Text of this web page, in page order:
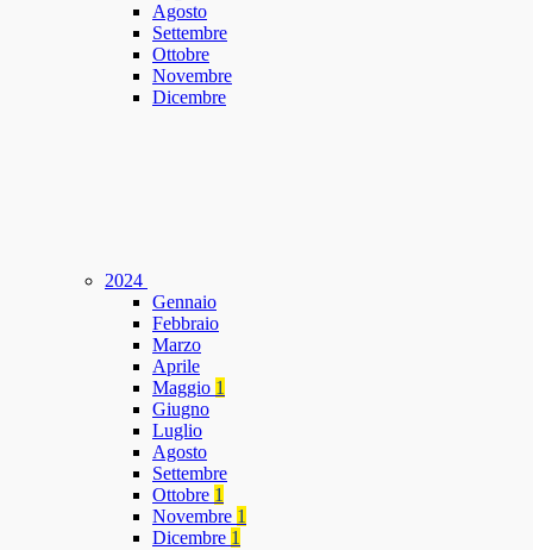
Agosto
Settembre
Ottobre
Novembre
Dicembre
2024
Gennaio
Febbraio
Marzo
Aprile
Maggio 1
Giugno
Luglio
Agosto
Settembre
Ottobre 1
Novembre 1
Dicembre 1